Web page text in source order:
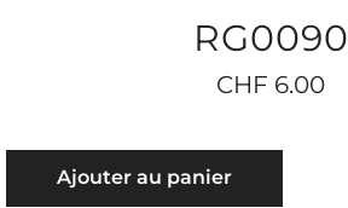
RG0090
CHF 6.00
Ajouter au panier